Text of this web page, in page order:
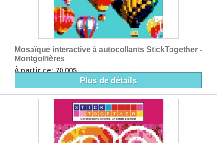
Mosaïque interactive à autocollants StickTogether -
Montgolfières
À partir de: 70,00$
Plus de détails